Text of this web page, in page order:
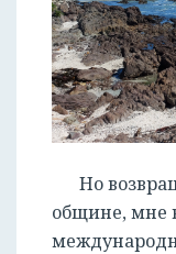
Но
общине, мне